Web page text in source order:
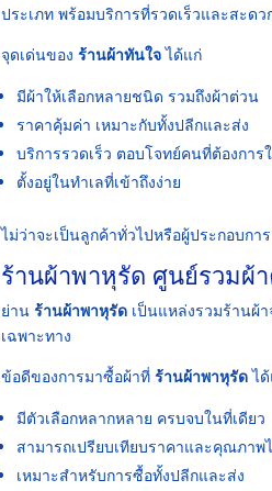
ประเภท พร้อมบริการที่รวดเร็วและสะดว
จุดเด่นของ ร้านผ้าทันใจได้แก่
มีผ้าให้เลือกหลายชนิด รวมถึงผ้าต่วน
ราคาคุ้มค่า เหมาะกับทั้งปลีกและส่ง
บริการรวดเร็ว ตอบโจทย์คนที่ต้องกา
ตั้งอยู่ในทำเลที่เข้าถึงง่าย
ไม่ว่าจะเป็นลูกค้าทั่วไปหรือผู้ประกอบกา
ร้านผ้าพาหุรัด ศูนย์รวมผ้
ย่าน ร้านผ้าพาหุรัด เป็นแหล่งรวมร้านผ้
เฉพาะทาง
ข้อดีของการมาซื้อผ้าที่ ร้านผ้าพาหุรัดไ
มีตัวเลือกหลากหลาย ครบจบในที่เดียว
สามารถเปรียบเทียบราคาและคุณภาพ
เหมาะสำหรับการซื้อทั้งปลีกและส่ง